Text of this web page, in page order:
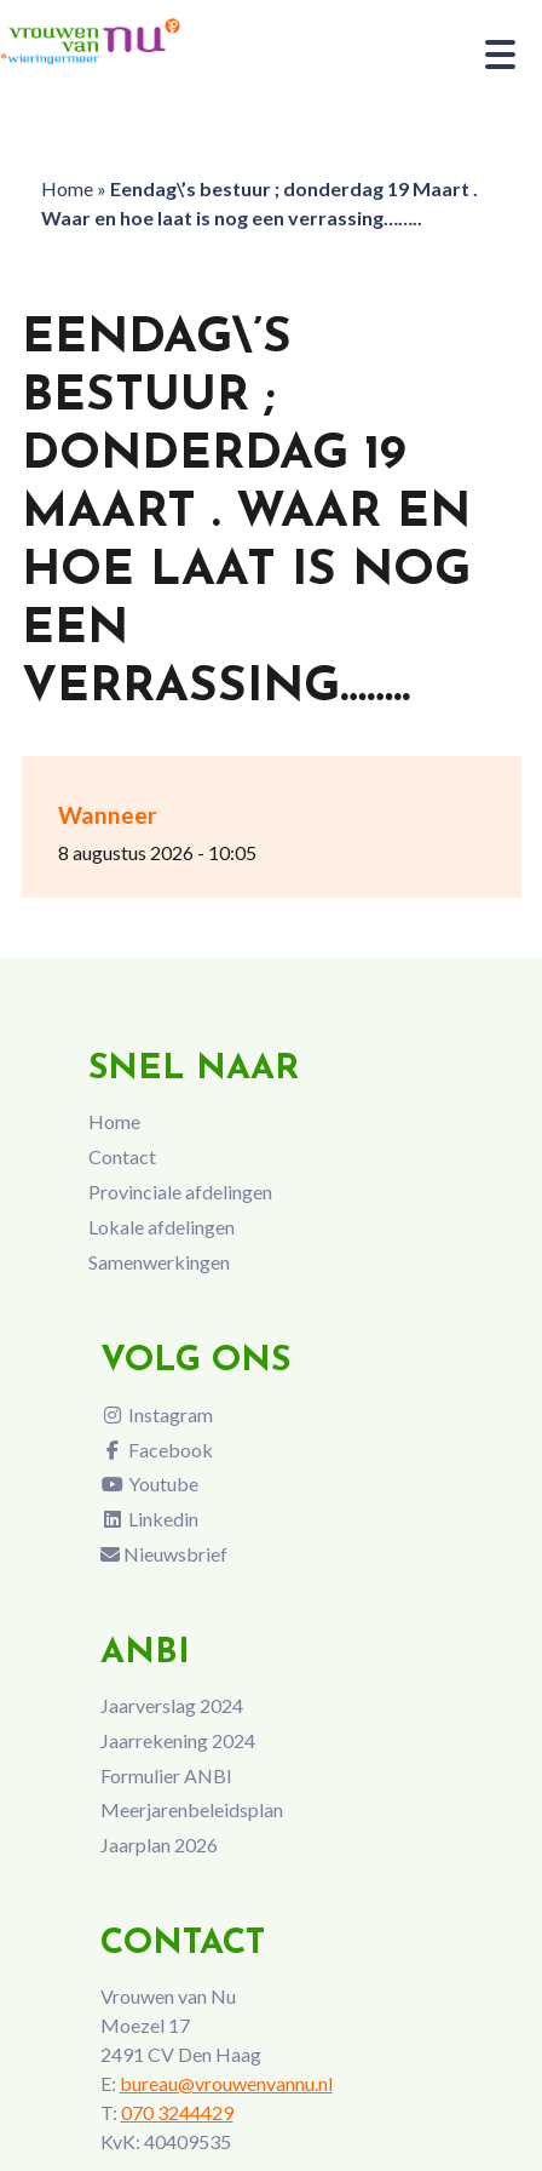
Home» Eendag\’s bestuur ; donderdag 19 Maart .
Waar en hoe laat is nog een verrassing……..
Wanneer
8 augustus 2026 - 10:05
EENDAG\’S
BESTUUR ;
DONDERDAG 19
MAART . WAAR EN
HOE LAAT IS NOG
EEN
VERRASSING……..
SNEL NAAR
Home
Contact
Provinciale afdelingen
Lokale afdelingen
Samenwerkingen
VOLG ONS
Instagram
Facebook
Youtube
Linkedin
Nieuwsbrief
ANBI
Jaarverslag 2024
Jaarrekening 2024
Formulier ANBI
Meerjarenbeleidsplan
Jaarplan 2026
CONTACT
Vrouwen van Nu
Moezel 17
2491 CV Den Haag
E: bureau@vrouwenvannu.nl
T: 070 3244429
KvK: 40409535